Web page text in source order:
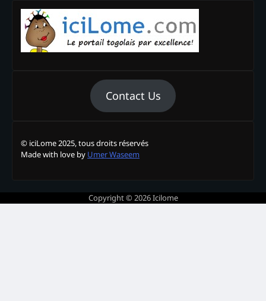
Contact Us
© iciLome 2025, tous droits réservés
Made with love by Umer Waseem
Copyright © 2026Icilome